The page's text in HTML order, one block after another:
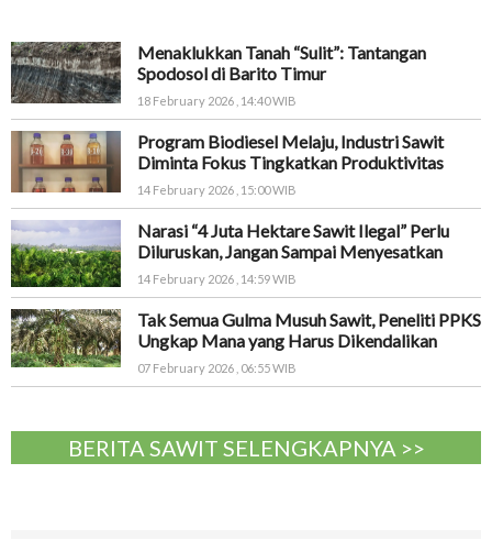
Menaklukkan Tanah “Sulit”: Tantangan
Spodosol di Barito Timur
18 February 2026 , 14:40 WIB
Program Biodiesel Melaju, Industri Sawit
Diminta Fokus Tingkatkan Produktivitas
14 February 2026 , 15:00 WIB
Narasi “4 Juta Hektare Sawit Ilegal” Perlu
Diluruskan, Jangan Sampai Menyesatkan
14 February 2026 , 14:59 WIB
Tak Semua Gulma Musuh Sawit, Peneliti PPKS
Ungkap Mana yang Harus Dikendalikan
07 February 2026 , 06:55 WIB
BERITA SAWIT SELENGKAPNYA >>